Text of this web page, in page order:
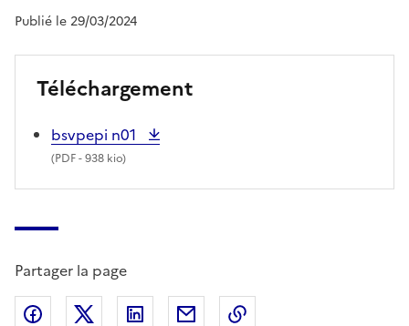
Publié le 29/03/2024
Téléchargement
bsvpepi n01
(PDF- 938 kio)
Partager la page
Partager sur Facebook
Partager sur X (anciennement Twitter)
Partager sur LinkedIn
Partager par email